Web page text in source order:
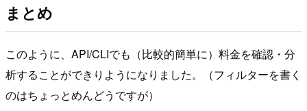
まとめ
このように、API/CLIでも（比較的簡単に）料金を確認・分
析することができりようになりました。（フィルターを書く
のはちょっとめんどうですが）